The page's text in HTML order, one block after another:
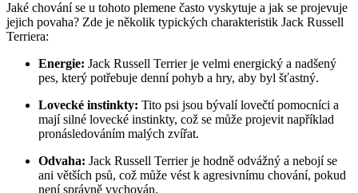
Jaké chování se u tohoto ⁤plemene často vyskytuje a jak se projevuje
jejich povaha? Zde je několik typických charakteristik Jack Russell
Terriera:
Energie: Jack Russell Terrier ‌je velmi energický​ a nadšený⁢
pes, který potřebuje denní pohyb a hry, aby byl šťastný.
Lovecké instinkty: ‍Tito psi jsou bývalí lovečtí pomocníci​ a
mají‌ silné lovecké instinkty, což se může projevit například
pronásledováním malých zvířat.
Odvaha: Jack Russell Terrier je ⁤hodně odvážný a nebojí se
ani větších ⁣psů, což⁢ může vést k agresivnímu chování,‌ pokud
není správně vychován.